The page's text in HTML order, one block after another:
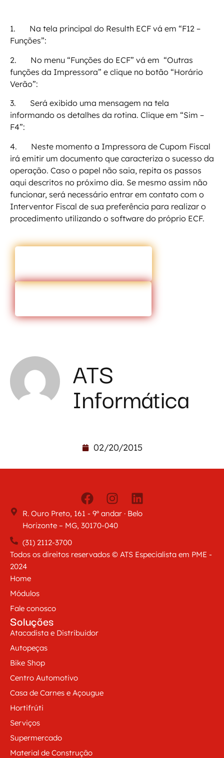
1. Na tela principal do Resulth ECF vá em “F12 –
Funções”:
2. No menu “Funções do ECF” vá em “Outras
funções da Impressora” e clique no botão “Horário
Verão”:
3. Será exibido uma mensagem na tela
informando os detalhes da rotina. Clique em “Sim –
F4”:
4. Neste momento a Impressora de Cupom Fiscal
irá emitir um documento que caracteriza o sucesso da
operação. Caso o papel não saia, repita os passos
aqui descritos no próximo dia. Se mesmo assim não
funcionar, será necessário entrar em contato com o
Interventor Fiscal de sua preferência para realizar o
procedimento utilizando o software do próprio ECF.
ATS
Informática
02/20/2015
R. Ouro Preto, 161 - 9º andar · Belo
Horizonte – MG, 30170-040
(31) 2112-3700
Todos os direitos reservados © ATS Especialista em PME -
2024
Home
Módulos
Fale conosco
Soluções
Atacadista e Distribuidor
Autopeças
Bike Shop
Centro Automotivo
Casa de Carnes e Açougue
Hortifrúti
Serviços
Supermercado
Material de Construção